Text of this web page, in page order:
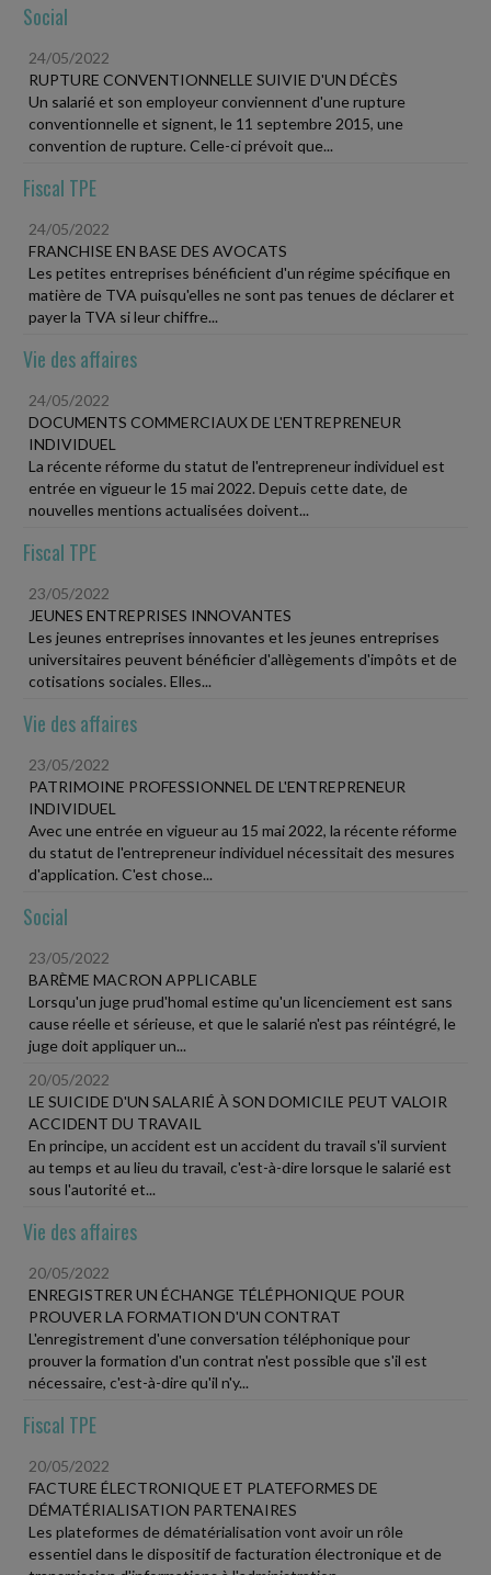
Social
24/05/2022
RUPTURE CONVENTIONNELLE SUIVIE D'UN DÉCÈS
Un salarié et son employeur conviennent d'une rupture
conventionnelle et signent, le 11 septembre 2015, une
convention de rupture. Celle-ci prévoit que...
Fiscal TPE
24/05/2022
FRANCHISE EN BASE DES AVOCATS
Les petites entreprises bénéficient d'un régime spécifique en
matière de TVA puisqu'elles ne sont pas tenues de déclarer et
payer la TVA si leur chiffre...
Vie des affaires
24/05/2022
DOCUMENTS COMMERCIAUX DE L'ENTREPRENEUR
INDIVIDUEL
La récente réforme du statut de l'entrepreneur individuel est
entrée en vigueur le 15 mai 2022. Depuis cette date, de
nouvelles mentions actualisées doivent...
Fiscal TPE
23/05/2022
JEUNES ENTREPRISES INNOVANTES
Les jeunes entreprises innovantes et les jeunes entreprises
universitaires peuvent bénéficier d'allègements d'impôts et de
cotisations sociales. Elles...
Vie des affaires
23/05/2022
PATRIMOINE PROFESSIONNEL DE L'ENTREPRENEUR
INDIVIDUEL
Avec une entrée en vigueur au 15 mai 2022, la récente réforme
du statut de l'entrepreneur individuel nécessitait des mesures
d'application. C'est chose...
Social
23/05/2022
BARÈME MACRON APPLICABLE
Lorsqu'un juge prud'homal estime qu'un licenciement est sans
cause réelle et sérieuse, et que le salarié n'est pas réintégré, le
juge doit appliquer un...
20/05/2022
LE SUICIDE D'UN SALARIÉ À SON DOMICILE PEUT VALOIR
ACCIDENT DU TRAVAIL
En principe, un accident est un accident du travail s'il survient
au temps et au lieu du travail, c'est-à-dire lorsque le salarié est
sous l'autorité et...
Vie des affaires
20/05/2022
ENREGISTRER UN ÉCHANGE TÉLÉPHONIQUE POUR
PROUVER LA FORMATION D'UN CONTRAT
L'enregistrement d'une conversation téléphonique pour
prouver la formation d'un contrat n'est possible que s'il est
nécessaire, c'est-à-dire qu'il n'y...
Fiscal TPE
20/05/2022
FACTURE ÉLECTRONIQUE ET PLATEFORMES DE
DÉMATÉRIALISATION PARTENAIRES
Les plateformes de dématérialisation vont avoir un rôle
essentiel dans le dispositif de facturation électronique et de